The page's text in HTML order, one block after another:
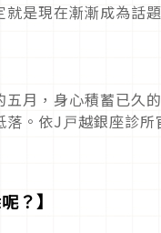
是現在漸漸成為話
月，身心積蓄已久
。依J戸越銀座診
？】